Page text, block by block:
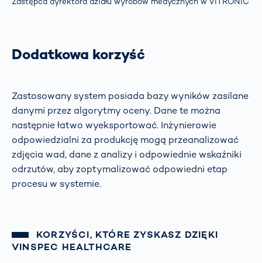
Dodatkowa korzyść
Zastosowany system posiada bazy wyników zasilane
danymi przez algorytmy oceny. Dane te można
następnie łatwo wyeksportować. Inżynierowie
odpowiedzialni za produkcję mogą przeanalizować
zdjęcia wad, dane z analizy i odpowiednie wskaźniki
odrzutów, aby zoptymalizować odpowiedni etap
procesu w systemie.
KORZYŚCI, KTÓRE ZYSKASZ DZIĘKI
VINSPEC HEALTHCARE